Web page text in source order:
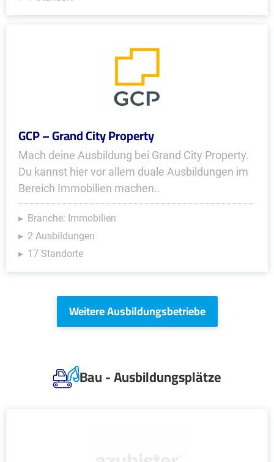
GCP – Grand City Property
Mach deine Ausbildung bei Grand City Property.
Du kannst hier vor allem duale Ausbildungen im
Bereich Immobilien machen..
Branche: Immobilien
2 Ausbildungen
17 Standorte
Weitere Ausbildungsbetriebe
Bau - Ausbildungsplätze